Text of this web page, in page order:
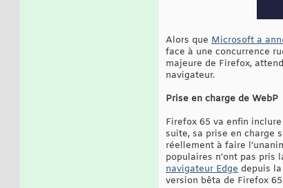
Alors que Microsoft a
face à une concurrence
majeure de Firefox,
navigateur.
Prise en charge de WebP
Firefox 65 va enfin
suite, sa prise en charge
réellement à faire
populaires n’ont pas pris
navigateur Edge depuis
version bêta de Firefox